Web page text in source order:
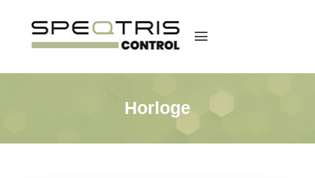
menu
Horloge